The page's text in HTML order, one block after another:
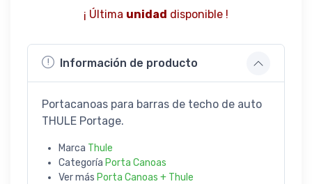
¡ Última unidad disponible !
Información de producto
Portacanoas para barras de techo de auto
THULE Portage.
Marca Thule
Categoría Porta Canoas
Ver más Porta Canoas + Thule